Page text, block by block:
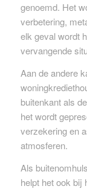
genoemd. Het
verbetering,
elk geval wordt
vervangende
Aan de andere
buitenkant als
het wordt
verzekering en
atmosferen.
Als
helpt het ook bij